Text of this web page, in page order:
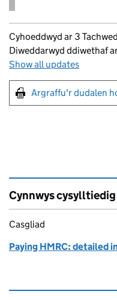
Updates to this
Cyhoeddwyd ar 3
Diweddarwyd ddiwethaf
Show all updates
Argraffu'r
Argraffu'r dudalen
Cynnwys cysylltiedig
Casgliad
Paying HMRC: detailed